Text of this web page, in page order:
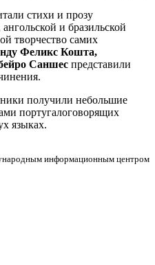
стихи и прозу
и бразильской
творчество самих
Феликс Кошта,
Саншес представили
получили небольшие
португалоговорящих
языках.
информационным центром